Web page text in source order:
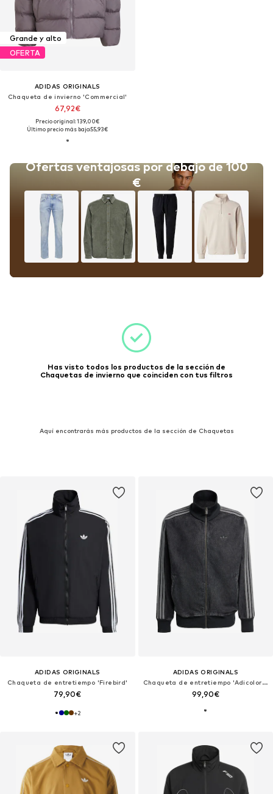
Grande y alto
OFERTA
ADIDAS ORIGINALS
Chaqueta de invierno 'Commercial'
67,92€
Precio original: 139,00€
Último precio más bajo:55,93€
Ofertas ventajosas por debajo de 100
€
Has visto todos los productos de la sección de
Chaquetas de invierno que coinciden con tus filtros
Aquí encontrarás más productos de la sección de Chaquetas
ADIDAS ORIGINALS
Chaqueta de entretiempo 'Firebird'
79,90€
+2
ADIDAS ORIGINALS
Chaqueta de entretiempo 'Adicolor Firebird'
99,90€